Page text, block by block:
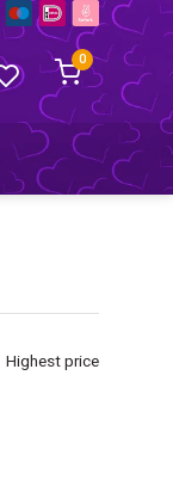
0
Highest price